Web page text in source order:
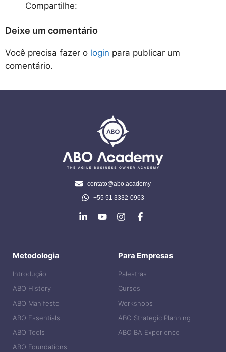
Compartilhe:
Deixe um comentário
Você precisa fazer o login para publicar um
comentário.
contato@abo.academy
+55 51 3332-0963
Metodologia
Introdução
ABO History
ABO Manifesto
ABO Essentials
ABO Tools
ABO Foundations
Para Empresas
Palestras
Cursos
Workshops
ABO Strategic Planning
ABO BA Experience